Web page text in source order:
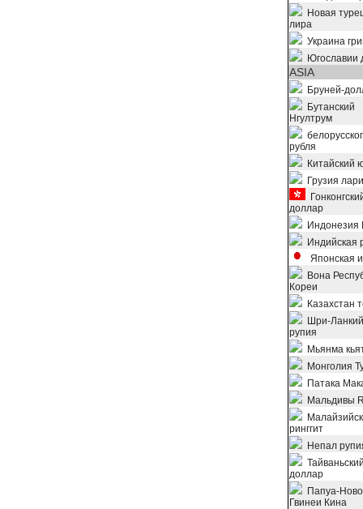
Новая
лира
Украина
Югославии
ASIA
Бруней-
Бутанский
Нгултрум
рубля
Китайский
Грузия лари
доллар
Индонезия
Индийская
Японская
Вона
Кореи
Казахстан
Шри-
рупия
Мьянма
Монголия
Патака
Мальдивы
ринггит
Непал
доллар
Папуа-
Гвинеи Кина